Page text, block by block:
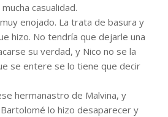
casualidad.
enojado. La trata de basura y
hizo. No tendría que dejarle una
su verdad, y Nico no se la
se entere se lo tiene que decir
hermanastro de Malvina, y
lo hizo desaparecer y